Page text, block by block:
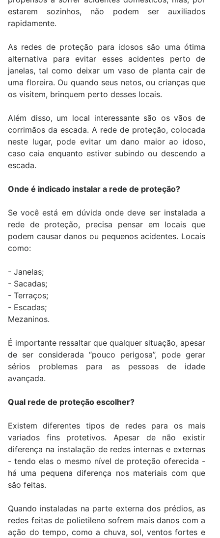
estarem sozinhos, não podem ser auxiliados
rapidamente.
As redes de proteção para idosos são uma ótima
alternativa para evitar esses acidentes perto de
janelas, tal como deixar um vaso de planta cair de
uma floreira. Ou quando seus netos, ou crianças que
os visitem, brinquem perto desses locais.
Além disso, um local interessante são os vãos de
corrimãos da escada. A rede de proteção, colocada
neste lugar, pode evitar um dano maior ao idoso,
caso caia enquanto estiver subindo ou descendo a
escada.
Onde é indicado instalar a rede de proteção?
Se você está em dúvida onde deve ser instalada a
rede de proteção, precisa pensar em locais que
podem causar danos ou pequenos acidentes. Locais
como:
- Janelas;
- Sacadas;
- Terraços;
- Escadas;
Mezaninos.
É importante ressaltar que qualquer situação, apesar
de ser considerada “pouco perigosa”, pode gerar
sérios problemas para as pessoas de idade
avançada.
Qual rede de proteção escolher?
Existem diferentes tipos de redes para os mais
variados fins protetivos. Apesar de não existir
diferença na instalação de redes internas e externas
- tendo elas o mesmo nível de proteção oferecida -
há uma pequena diferença nos materiais com que
são feitas.
Quando instaladas na parte externa dos prédios, as
redes feitas de polietileno sofrem mais danos com a
ação do tempo, como a chuva, sol, ventos fortes e